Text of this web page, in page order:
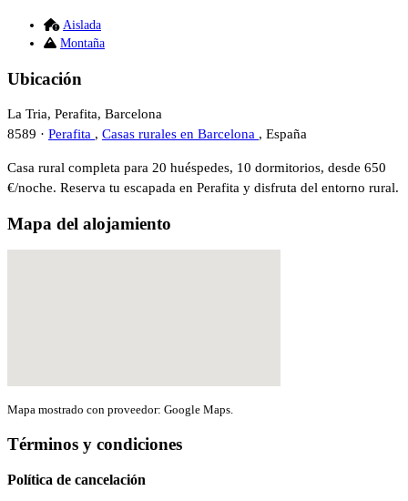
Aislada
Montaña
Ubicación
La Tria, Perafita, Barcelona
8589 · Perafita , Casas rurales en Barcelona , España
Casa rural completa para 20 huéspedes, 10 dormitorios, desde 650
€/noche. Reserva tu escapada en Perafita y disfruta del entorno rural.
Mapa del alojamiento
Mapa mostrado con proveedor: Google Maps.
Términos y condiciones
Política de cancelación